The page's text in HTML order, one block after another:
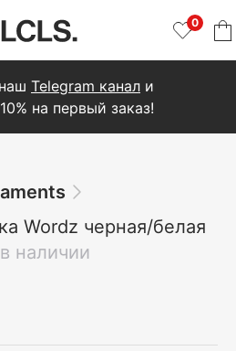
0
Telegram канал и
на первый заказ!
Wordz черная/белая
наличии